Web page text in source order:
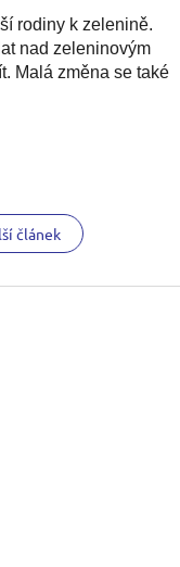
rodiny k zelenině.
nad zeleninovým
Malá změna se také
článek